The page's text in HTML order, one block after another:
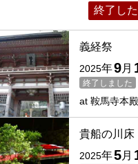
即売会・フェア
ペット・動物
終了し
義経祭
終了しました
2025年9月
at 鞍馬寺本殿
貴船の川床
2025年5月